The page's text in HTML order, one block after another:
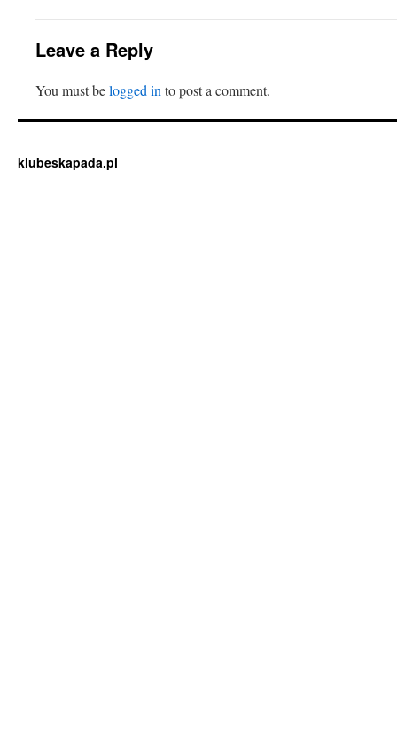
Leave a Reply
You must belogged in to post a comment.
klubeskapada.pl